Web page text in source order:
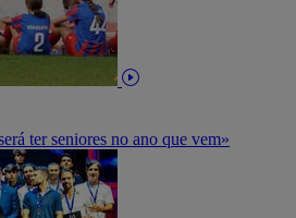
ter seniores no ano que vem»